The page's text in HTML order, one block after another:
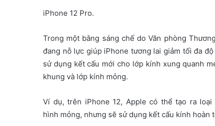
iPhone 12 Pro.
Trong một bằng sáng chế do Văn phòng
đang nỗ lực giúp iPhone tương lai giảm tối đa
sử dụng kết cấu mới cho lớp kính xung quanh
khung và lớp kính mỏng.
Ví dụ, trên iPhone 12, Apple có thể tạo ra
hình mỏng, nhưng sẽ sử dụng kết cấu kính hoàn